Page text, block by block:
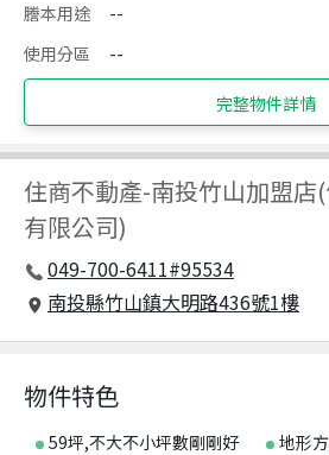
謄本用途
--
使用分區
--
完整物件詳情
住商不動產-南投竹山加盟店
有限公司)
049-700-6411#95534
南投縣竹山鎮大明路436號1樓
物件特色
59坪,不大不小坪數剛剛好
地形